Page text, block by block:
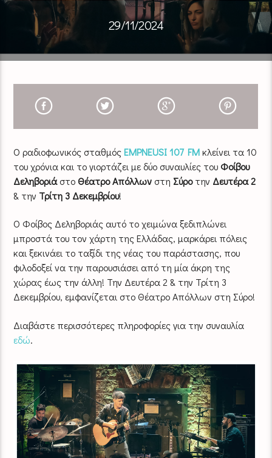
29/11/2024
Ο ραδιοφωνικός σταθμόςEMPNEUSI 107 FMκλείνει τα 10
του χρόνια και το γιορτάζει με δύο συναυλίες του Φοίβου
ΔεληβοριάστοΘέατρο Απόλλων στη Σύροτην Δευτέρα2
& την Τρίτη 3 Δεκεμβρίου!
Ο Φοίβος Δεληβοριάς αυτό το χειμώνα ξεδιπλώνει
μπροστά του τον χάρτη της Ελλάδας, μαρκάρει πόλεις
και ξεκινάει το ταξίδι της νέας του παράστασης, που
φιλοδοξεί να την παρουσιάσει από τη μία άκρη της
χώρας έως την άλλη! Την Δευτέρα 2 & την Τρίτη 3
Δεκεμβρίου, εμφανίζεται στο Θέατρο Απόλλων στη Σύρο!
Διαβάστε περισσότερες πληροφορίες για την συναυλία
εδώ.